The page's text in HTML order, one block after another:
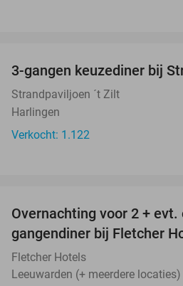
3-gangen keuzediner bij
Strandpaviljoen ´t Zilt
Harlingen
Verkocht: 1.122
Overnachting voor 2 +
gangendiner bij Fletcher
Fletcher Hotels
Leeuwarden (+ meerdere locaties)